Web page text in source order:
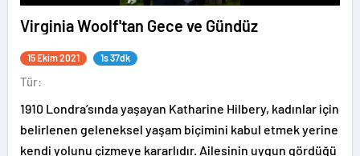
Virginia Woolf'tan Gece ve Gündüz
15 Ekim 2021 1s 37dk
Tür:
1910 Londra’sında yaşayan Katharine Hilbery, kadınlar için
belirlenen geleneksel yaşam biçimini kabul etmek yerine
kendi yolunu çizmeye kararlıdır. Ailesinin uygun gördüğü